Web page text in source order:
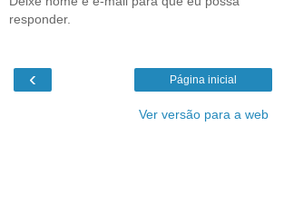
responder.
‹ Página inicial
Ver versão para a web